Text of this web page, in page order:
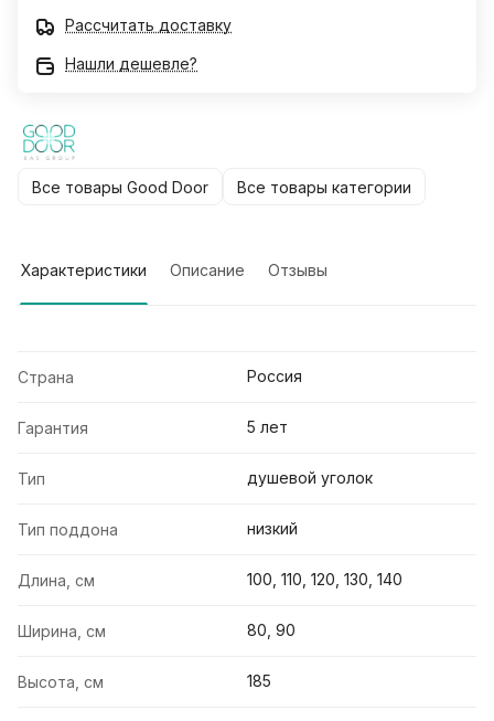
Рассчитать доставку
Нашли дешевле?
Все товары Good Door Все товары категории
Характеристики Описание Отзывы
Страна Россия
Гарантия 5 лет
Тип душевой уголок
Тип поддона низкий
Длина, см 100, 110, 120, 130, 140
Ширина, см 80, 90
Высота, см 185